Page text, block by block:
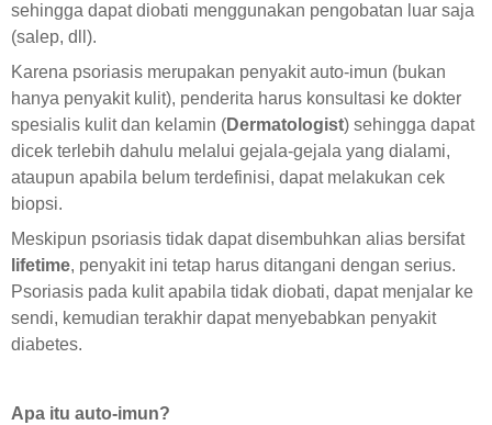
sehingga dapat diobati menggunakan pengobatan luar saja
(salep, dll).
Karena psoriasis merupakan penyakit auto-imun (bukan
hanya penyakit kulit), penderita harus konsultasi ke dokter
spesialis kulit dan kelamin (Dermatologist) sehingga dapat
dicek terlebih dahulu melalui gejala-gejala yang dialami,
ataupun apabila belum terdefinisi, dapat melakukan cek
biopsi.
Meskipun psoriasis tidak dapat disembuhkan alias bersifat
lifetime, penyakit ini tetap harus ditangani dengan serius.
Psoriasis pada kulit apabila tidak diobati, dapat menjalar ke
sendi, kemudian terakhir dapat menyebabkan penyakit
diabetes.
Apa itu auto-imun?